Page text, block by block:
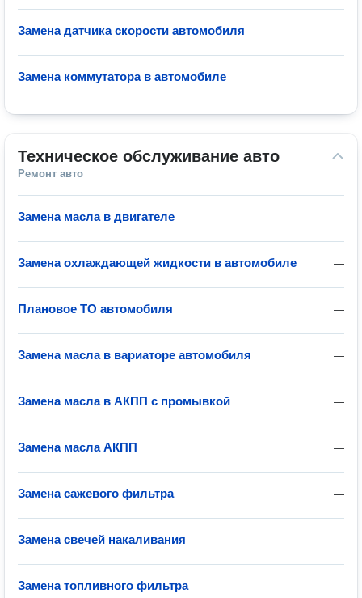
—
Замена датчика скорости автомобиля
—
Замена коммутатора в автомобиле
Техническое обслуживание авто
Ремонт авто
—
Замена масла в двигателе
—
Замена охлаждающей жидкости в автомобиле
—
Плановое ТО автомобиля
—
Замена масла в вариаторе автомобиля
—
Замена масла в АКПП с промывкой
—
Замена масла АКПП
—
Замена сажевого фильтра
—
Замена свечей накаливания
—
Замена топливного фильтра